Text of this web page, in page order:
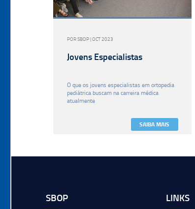
POR SBOP | OCT 2023
Jovens Especialistas
O que os jovens especialistas em ortopedia
pediátrica buscam na carreira médica
atualmente
SAIBA MAIS
SBOP LINKS